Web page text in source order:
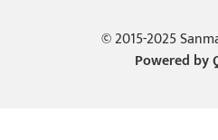
© 2015-2025
Powered by